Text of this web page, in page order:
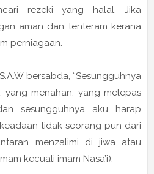
rezeki yang halal. Jika
aman dan tenteram kerana
perniagaan.
bersabda, “Sesungguhnya
menahan, yang melepas
sesungguhnya aku harap
tidak seorang pun dari
menzalimi di jiwa atau
kecuali imam Nasa’i).